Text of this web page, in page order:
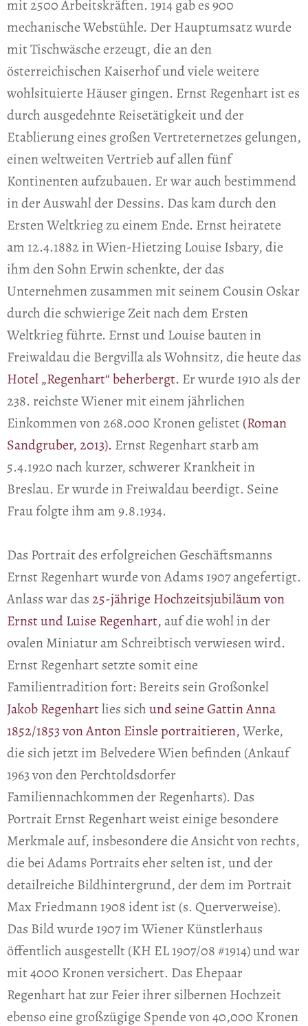
mit 2500 Arbeitskräften. 1914 gab es 900
mechanische Webstühle. Der Hauptumsatz wurde
mit Tischwäsche erzeugt, die an den
österreichischen Kaiserhof und viele weitere
wohlsituierte Häuser gingen. Ernst Regenhart ist es
durch ausgedehnte Reisetätigkeit und der
Etablierung eines großen Vertreternetzes gelungen,
einen weltweiten Vertrieb auf allen fünf
Kontinenten aufzubauen. Er war auch bestimmend
in der Auswahl der Dessins. Das kam durch den
Ersten Weltkrieg zu einem Ende. Ernst heiratete
am 12.4.1882 in Wien-Hietzing Louise Isbary, die
ihm den Sohn Erwin schenkte, der das
Unternehmen zusammen mit seinem Cousin Oskar
durch die schwierige Zeit nach dem Ersten
Weltkrieg führte. Ernst und Louise bauten in
Freiwaldau die Bergvilla als Wohnsitz, die heute das
Hotel „Regenhart“ beherbergt. Er wurde 1910 als der
238. reichste Wiener mit einem jährlichen
Einkommen von 268.000 Kronen gelistet(Roman
Sandgruber, 2013). Ernst Regenhart starb am
5.4.1920 nach kurzer, schwerer Krankheit in
Breslau. Er wurde in Freiwaldau beerdigt. Seine
Frau folgte ihm am 9.8.1934.
Das Portrait des erfolgreichen Geschäftsmanns
Ernst Regenhart wurde von Adams 1907 angefertigt.
Anlass war das25-jährige Hochzeitsjubiläum von
Ernst und Luise Regenhart, auf die wohl in der
ovalen Miniatur am Schreibtisch verwiesen wird.
Ernst Regenhart setzte somit eine
Familientradition fort: Bereits sein Großonkel
Jakob Regenhartlies sichund seine Gattin Anna
1852/1853 von Anton Einsle portraitieren,Werke,
die sich jetzt im Belvedere Wien befinden (Ankauf
1963 von den Perchtoldsdorfer
Familiennachkommen der Regenharts). Das
Portrait Ernst Regenhart weist einige besondere
Merkmale auf, insbesondere die Ansicht von rechts,
die bei Adams Portraits eher selten ist, und der
detailreiche Bildhintergrund, der dem im Portrait
Max Friedmann 1908 ident ist (s. Querverweise).
Das Bild wurde 1907 im Wiener Künstlerhaus
öffentlich ausgestellt (KH EL 1907/08 #1914) und war
mit 4000 Kronen versichert. Das Ehepaar
Regenhart hat zur Feier ihrer silbernen Hochzeit
ebenso eine großzügige Spende von 40,000 Kronen